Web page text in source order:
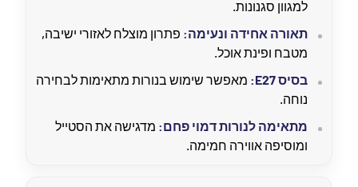
למגוון סגנונות.
תאורה אחידה ונעימה: פתרון מוצלח לאזורי ישיבה,
מטבח ופינת אוכל.
בסיס E27:
מאפשר שימוש בנורות מתאימות לבחירה
נוחה.
מתאימה לנורות דמוי פחם: מדגישה את הסטייל
ומוסיפה אווירה חמימה.